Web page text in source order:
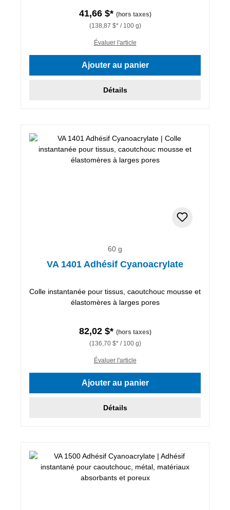
41,66 $* (hors taxes)
(138,87 $* / 100 g)
Évaluer l'article
Ajouter au panier
Détails
60 g
VA 1401 Adhésif Cyanoacrylate
Colle instantanée pour tissus, caoutchouc mousse et
élastomères à larges pores
82,02 $* (hors taxes)
(136,70 $* / 100 g)
Évaluer l'article
Ajouter au panier
Détails